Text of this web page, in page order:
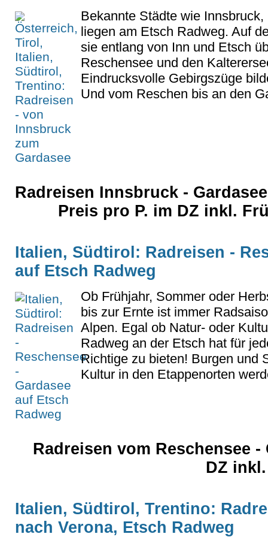
Bekannte Städte wie Innsbruck,
liegen am Etsch Radweg. Auf
sie entlang von Inn und Etsch
Reschensee und den
Eindrucksvolle Gebirgszüge
Und vom Reschen bis an den
Radreisen Innsbruck -
Preis pro P. im DZ inkl.
Italien, Südtirol: Radreisen -
auf Etsch Radweg
Ob Frühjahr, Sommer oder
bis zur Ernte ist immer
Alpen. Egal ob Natur- oder
Radweg an der Etsch hat für
Richtige zu bieten! Burgen und
Kultur in den Etappenorten
Radreisen vom Reschensee -
DZ
Italien, Südtirol, Trentino:
nach Verona, Etsch Radweg